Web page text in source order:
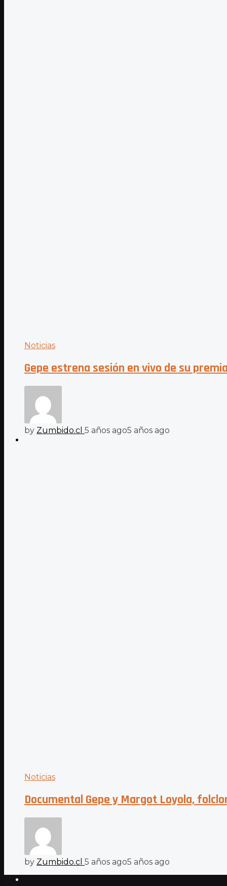
Noticias
Gepe estrena sesión en vivo de su
by Zumbido.cl 5 años ago5 años ago
Noticias
Documental Gepe y Margot Loyola,
by Zumbido.cl 5 años ago5 años ago